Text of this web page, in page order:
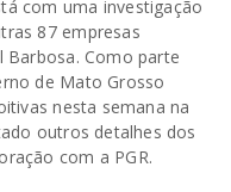
com uma investigação
87 empresas
Barbosa. Como parte
de Mato Grosso
nesta semana na
outros detalhes dos
com a PGR.